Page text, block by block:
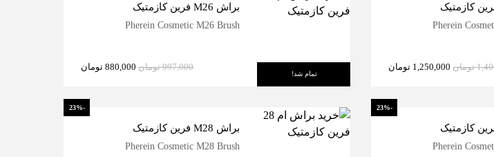
Pherein
تومان 1,250,000 تومان
تمام شد!
براش M26 فرین کازمتیک
Pherein Cosmetic M26 Brush
997,000 تومان 880,000 تومان
-23%
Pherein
-23%
براش M28 فرین کازمتیک
Pherein Cosmetic M28 Brush